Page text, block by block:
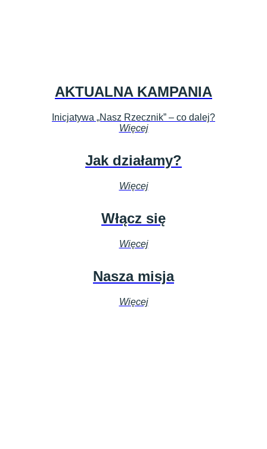
AKTUALNA KAMPANIA
Inicjatywa „Nasz Rzecznik” – co dalej?
Więcej
Jak działamy?
Więcej
Włącz się
Więcej
Nasza misja
Więcej